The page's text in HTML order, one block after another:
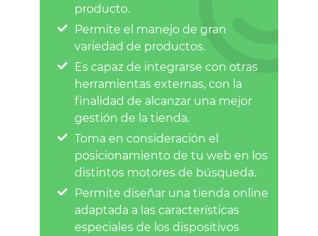
producto.
Permite el manejo de gran
variedad de productos.
Es capaz de integrarse con otras
herramientas externas, con la
finalidad de alcanzar una mejor
gestión de la tienda.
Toma en consideración el
posicionamiento de tu web en los
distintos motores de búsqueda.
Permite diseñar una tienda online
adaptada a las características
especiales de los dispositivos